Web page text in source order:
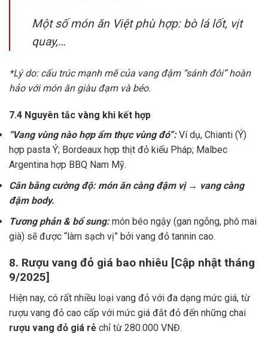
Một số món ăn Việt phù hợp: bò lá lốt, vịt
quay,…
*Lý do: cấu trúc mạnh mẽ của vang đậm “sánh đôi” hoàn
hảo với món ăn giàu đạm và béo.
7.4 Nguyên tắc vàng khi kết hợp
“Vang vùng nào hợp ẩm thực vùng đó”:Ví dụ, Chianti (Ý)
hợp pasta Ý; Bordeaux hợp thịt đỏ kiểu Pháp; Malbec
Argentina hợp BBQ Nam Mỹ.
Cân bằng cường độ: món ăn càng đậm vị → vang càng
đậm body.
Tương phản & bổ sung:món béo ngậy (gan ngỗng, phô mai
già) sẽ được “làm sạch vị” bởi vang đỏ tannin cao.
8. Rượu vang đỏ giá bao nhiêu [Cập nhật tháng
9/2025]
Hiện nay, có rất nhiều loại vang đỏ với đa dạng mức giá, từ
rượu vang đỏ cao cấp với mức giá đắt đỏ đến những chai
rượu vang đỏ giá rẻ chỉ từ 280.000 VNĐ.